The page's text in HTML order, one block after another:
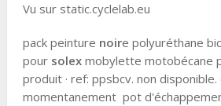
Vu sur static.cyclelab.eu
pack peinture noire polyuréthane
pour solexmobylette motobécane
produit · ref: ppsbcv. non disponible.
momentanement pot